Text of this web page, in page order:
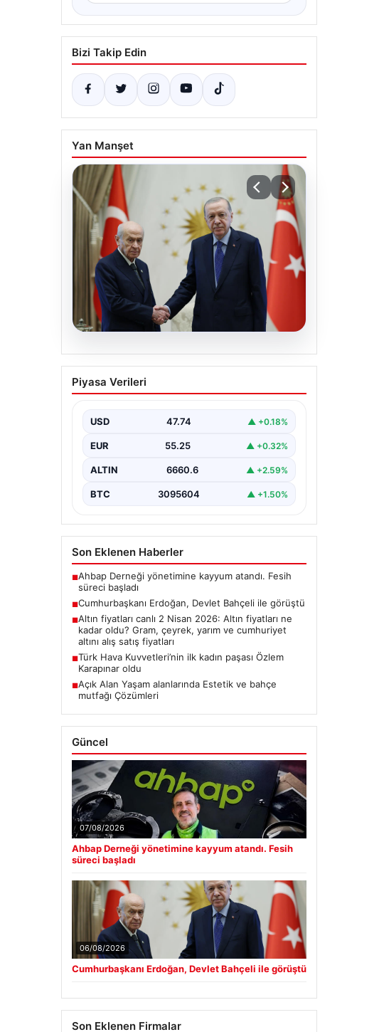
Bizi Takip Edin
Yan Manşet
06.08.2026
Cumhurbaşkanı Erdoğan, Devlet
Bahçeli ile görüştü
Piyasa Verileri
USD 47.74 ▲ +0.18%
EUR 55.25 ▲ +0.32%
ALTIN 6660.6 ▲ +2.59%
BTC 3095604 ▲ +1.50%
Son Eklenen Haberler
■Ahbap Derneği yönetimine kayyum atandı. Fesih
süreci başladı
■Cumhurbaşkanı Erdoğan, Devlet Bahçeli ile görüştü
■Altın fiyatları canlı 2 Nisan 2026: Altın fiyatları ne
kadar oldu? Gram, çeyrek, yarım ve cumhuriyet
altını alış satış fiyatları
■Türk Hava Kuvvetleri’nin ilk kadın paşası Özlem
Karapınar oldu
■Açık Alan Yaşam alanlarında Estetik ve bahçe
mutfağı Çözümleri
Güncel
07/08/2026
Ahbap Derneği yönetimine kayyum atandı. Fesih
süreci başladı
06/08/2026
Cumhurbaşkanı Erdoğan, Devlet Bahçeli ile görüştü
Son Eklenen Firmalar